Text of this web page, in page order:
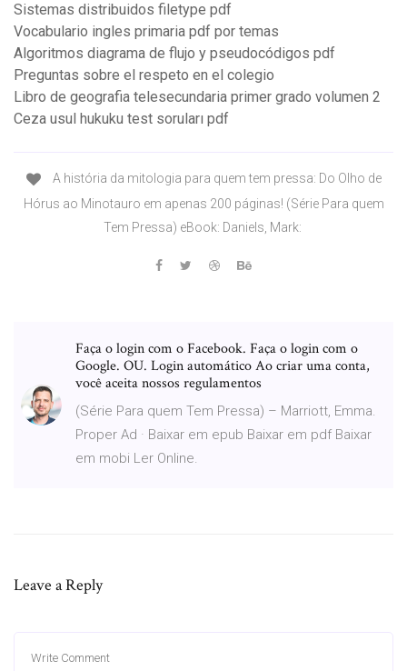
Sistemas distribuidos filetype pdf
Vocabulario ingles primaria pdf por temas
Algoritmos diagrama de flujo y pseudocódigos pdf
Preguntas sobre el respeto en el colegio
Libro de geografia telesecundaria primer grado volumen 2
Ceza usul hukuku test soruları pdf
A história da mitologia para quem tem pressa: Do Olho de
Hórus ao Minotauro em apenas 200 páginas! (Série Para quem
Tem Pressa) eBook: Daniels, Mark:
Faça o login com o Facebook. Faça o login com o
Google. OU. Login automático Ao criar uma conta,
você aceita nossos regulamentos
(Série Para quem Tem Pressa) – Marriott, Emma.
Proper Ad · Baixar em epub Baixar em pdf Baixar
em mobi Ler Online.
Leave a Reply